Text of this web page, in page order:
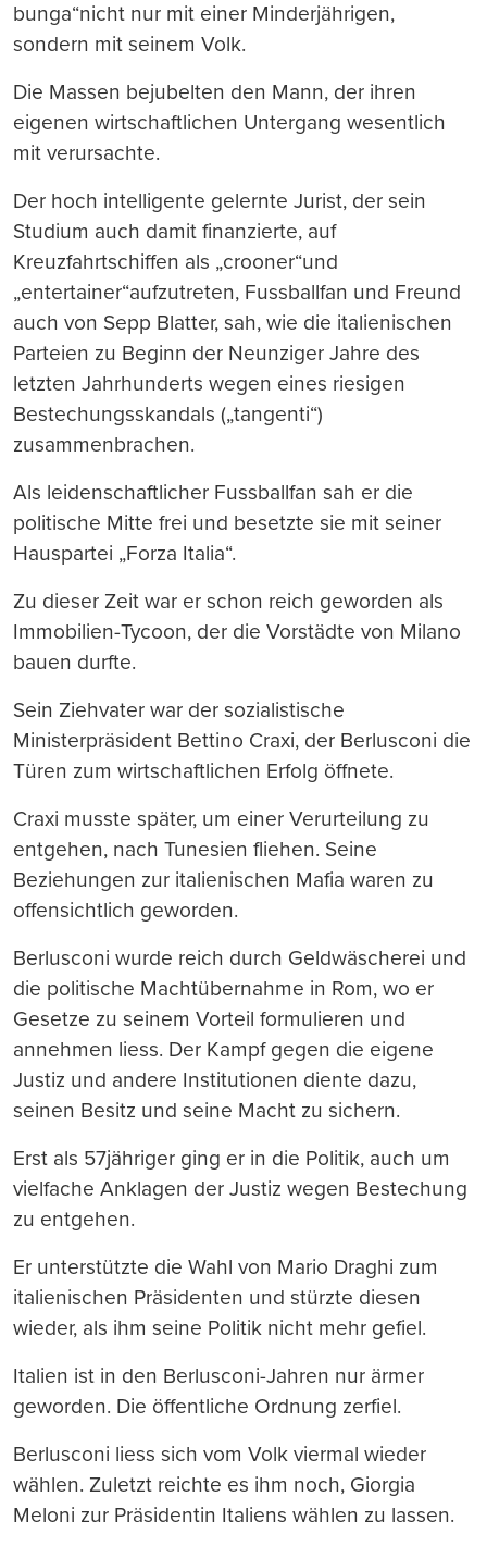
bunga“nicht nur mit einer Minderjährigen,
sondern mit seinem Volk.
Die Massen bejubelten den Mann, der ihren
eigenen wirtschaftlichen Untergang wesentlich
mit verursachte.
Der hoch intelligente gelernte Jurist, der sein
Studium auch damit finanzierte, auf
Kreuzfahrtschiffen als „crooner“und
„entertainer“aufzutreten, Fussballfan und Freund
auch von Sepp Blatter, sah, wie die italienischen
Parteien zu Beginn der Neunziger Jahre des
letzten Jahrhunderts wegen eines riesigen
Bestechungsskandals („tangenti“)
zusammenbrachen.
Als leidenschaftlicher Fussballfan sah er die
politische Mitte frei und besetzte sie mit seiner
Hauspartei „Forza Italia“.
Zu dieser Zeit war er schon reich geworden als
Immobilien-Tycoon, der die Vorstädte von Milano
bauen durfte.
Sein Ziehvater war der sozialistische
Ministerpräsident Bettino Craxi, der Berlusconi die
Türen zum wirtschaftlichen Erfolg öffnete.
Craxi musste später, um einer Verurteilung zu
entgehen, nach Tunesien fliehen. Seine
Beziehungen zur italienischen Mafia waren zu
offensichtlich geworden.
Berlusconi wurde reich durch Geldwäscherei und
die politische Machtübernahme in Rom, wo er
Gesetze zu seinem Vorteil formulieren und
annehmen liess. Der Kampf gegen die eigene
Justiz und andere Institutionen diente dazu,
seinen Besitz und seine Macht zu sichern.
Erst als 57jähriger ging er in die Politik, auch um
vielfache Anklagen der Justiz wegen Bestechung
zu entgehen.
Er unterstützte die Wahl von Mario Draghi zum
italienischen Präsidenten und stürzte diesen
wieder, als ihm seine Politik nicht mehr gefiel.
Italien ist in den Berlusconi-Jahren nur ärmer
geworden. Die öffentliche Ordnung zerfiel.
Berlusconi liess sich vom Volk viermal wieder
wählen. Zuletzt reichte es ihm noch, Giorgia
Meloni zur Präsidentin Italiens wählen zu lassen.